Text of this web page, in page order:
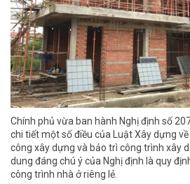
Chính phủ vừa ban hành Nghị định số
chi tiết một số điều của Luật Xây dựng
công xây dựng và bảo trì công trình xây
dung đáng chú ý của Nghị định là quy
công trình nhà ở riêng lẻ.